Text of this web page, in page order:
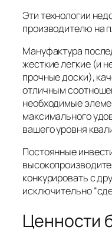
Эти технологии
производителю на
Мануфактура
жесткие легкие (и
прочные доски),
отличным
необходимые
максимального
вашего уровня
Постоянные
конкурировать с
исключительно
Ценности